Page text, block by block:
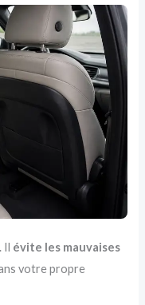
Il évite les mauvaises
votre propre